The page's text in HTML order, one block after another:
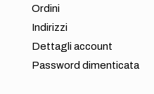
Ordini
Indirizzi
Dettagli account
Password dimenticata